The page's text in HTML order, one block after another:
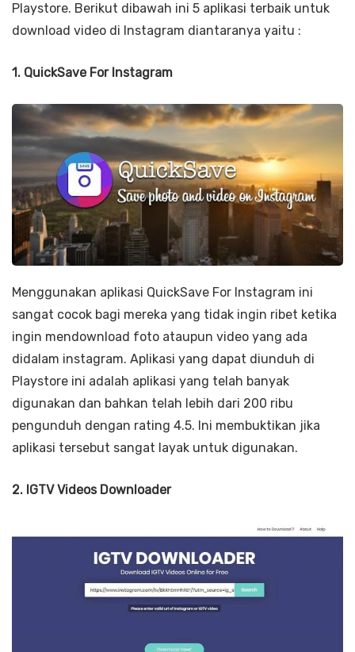
Playstore. Berikut dibawah ini 5 aplikasi terbaik untuk
download video di Instagram diantaranya yaitu :
1. QuickSave For Instagram
Menggunakan aplikasi QuickSave For Instagram ini
sangat cocok bagi mereka yang tidak ingin ribet ketika
ingin mendownload foto ataupun video yang ada
didalam instagram. Aplikasi yang dapat diunduh di
Playstore ini adalah aplikasi yang telah banyak
digunakan dan bahkan telah lebih dari 200 ribu
pengunduh dengan rating 4.5. Ini membuktikan jika
aplikasi tersebut sangat layak untuk digunakan.
2. IGTV Videos Downloader